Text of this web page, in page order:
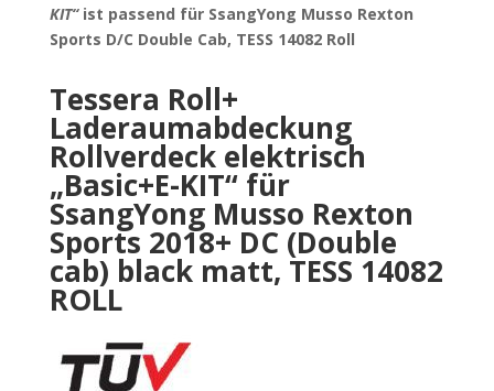
KIT“ ist passend für SsangYong Musso Rexton
Sports D/C Double Cab, TESS 14082 Roll
Tessera Roll+
Laderaumabdeckung
Rollverdeck elektrisch
„Basic+E-KIT“ für
SsangYong Musso Rexton
Sports 2018+ DC (Double
cab) black matt, TESS 14082
ROLL